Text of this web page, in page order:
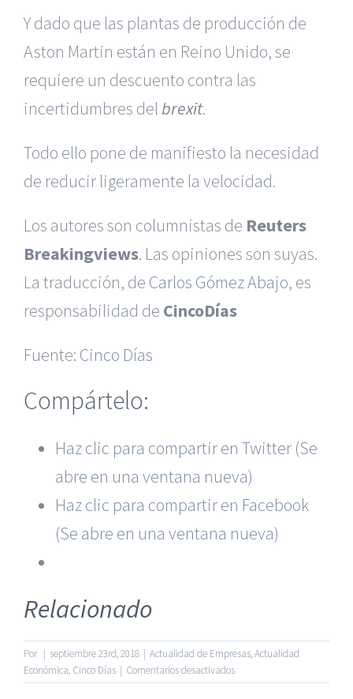
Y dado que las plantas de producción de
Aston Martin están en Reino Unido, se
requiere un descuento contra las
incertidumbres delbrexit.
Todo ello pone de manifiesto la necesidad
de reducir ligeramente la velocidad.
Los autores son columnistas de Reuters
Breakingviews. Las opiniones son suyas.
La traducción, de Carlos Gómez Abajo, es
responsabilidad de CincoDías
Fuente: Cinco Días
Compártelo:
Haz clic para compartir en Twitter (Se
abre en una ventana nueva)
Haz clic para compartir en Facebook
(Se abre en una ventana nueva)
Relacionado
Por | septiembre 23rd, 2018 | Actualidad de Empresas,Actualidad
Económica, Cinco Días | Comentarios desactivadosen
La
Recursos Administrativos BGD Abogados Murcia |
Abogados Alicante|BGD Abogados Madrid
Abogados |
Servicios de nuestra Firma |Formación para Ejecutivos
© Copyright 2010 -2026 |
del sitio